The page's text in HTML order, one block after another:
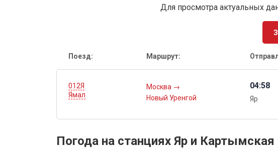
Для просмотра актуальных
Поезд: Маршрут:
012Я
Ямал
Москва →
Новый Уренгой
04:58
Яр
Погода на станциях Яр и Картымская